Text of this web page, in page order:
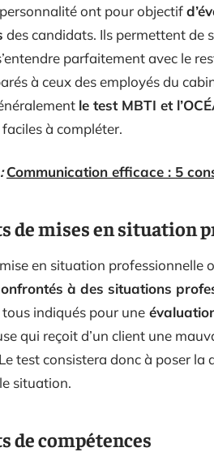
ont pour objectif
des candidats. Ils permettent de
parfaitement avec le
à ceux des employés du
le test MBTI et
à compléter.
Communication efficace : 5
de mises en situation
en situation professionnelle
à des situations
indiqués pour une
qui reçoit d’un client une
test consistera donc à poser la
situation.
de compétences